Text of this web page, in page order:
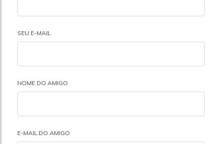
SEU E-MAIL
NOME DO AMIGO
E-MAIL DO AMIGO